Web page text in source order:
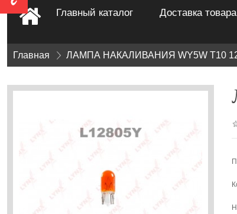
Главный каталог Доставка товара
Главная » ЛАМПА НАКАЛИВАНИЯ WY5W T10